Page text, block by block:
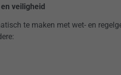
veiligheid
te maken met wet- en